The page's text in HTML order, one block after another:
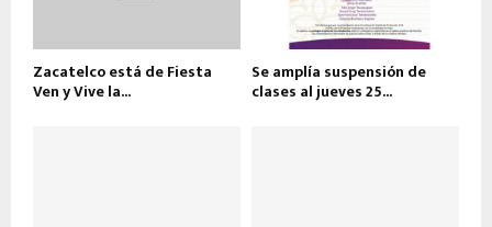
Zacatelco está de Fiesta
Ven y Vive la...
Se amplía suspensión de
clases al jueves 25...